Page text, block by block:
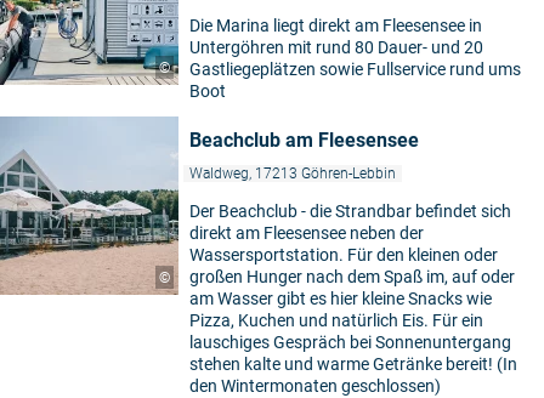
©
Die Marina liegt direkt am Fleesensee in
Untergöhren mit rund 80 Dauer- und 20
Gastliegeplätzen sowie Fullservice rund ums
Boot
©
Beachclub am Fleesensee
Waldweg, 17213 Göhren-Lebbin
Der Beachclub - die Strandbar befindet sich
direkt am Fleesensee neben der
Wassersportstation. Für den kleinen oder
großen Hunger nach dem Spaß im, auf oder
am Wasser gibt es hier kleine Snacks wie
Pizza, Kuchen und natürlich Eis. Für ein
lauschiges Gespräch bei Sonnenuntergang
stehen kalte und warme Getränke bereit! (In
den Wintermonaten geschlossen)